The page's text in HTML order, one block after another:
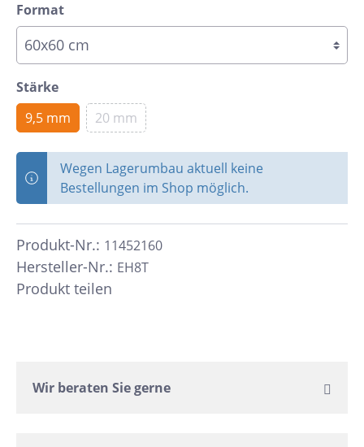
Format
Stärke
9,5 mm
20 mm
Wegen Lagerumbau aktuell keine
Bestellungen im Shop möglich.
Hersteller-Nr.: EH8T
Produkt-Nr.: 11452160
Produkt teilen
Wir beraten Sie gerne